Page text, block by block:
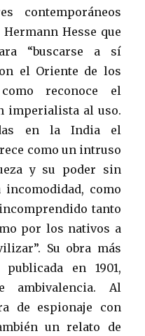
contemporáneos
Hesse que
“buscarse a sí
el Oriente de los
reconoce el
imperialista al uso.
en la India el
como un intruso
y su poder sin
como
tanto
por los nativos a
Su obra más
publicada en 1901,
ambivalencia. Al
de espionaje con
un relato de